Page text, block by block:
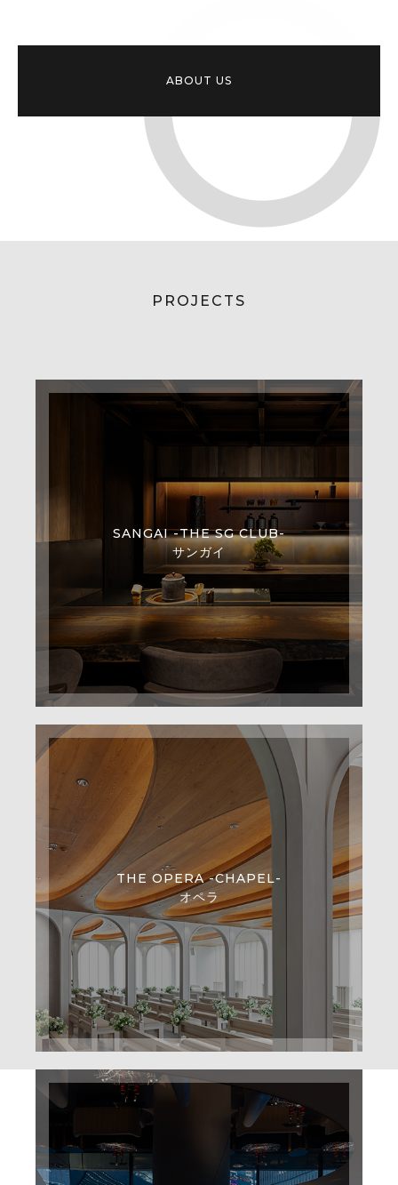
ABOUT US
PROJECTS
SANGAI -THE SG CLUB-
サンガイ
THE OPERA -CHAPEL-
オペラ